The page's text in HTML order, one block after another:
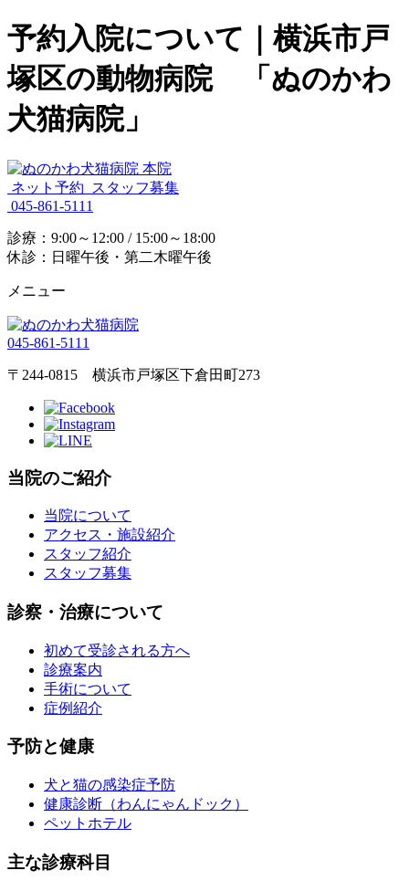
予約入院について｜横浜市戸
塚区の動物病院 「ぬのかわ
犬猫病院」
ネット予約
スタッフ募集
045-861-5111
診療：9:00～12:00 / 15:00～18:00
休診：日曜午後・第二木曜午後
メニュー
045-861-5111
〒244-0815 横浜市戸塚区下倉田町273
当院のご紹介
当院について
アクセス・施設紹介
スタッフ紹介
スタッフ募集
診察・治療について
初めて受診される方へ
診療案内
手術について
症例紹介
予防と健康
犬と猫の感染症予防
健康診断（わんにゃんドック）
ペットホテル
主な診療科目